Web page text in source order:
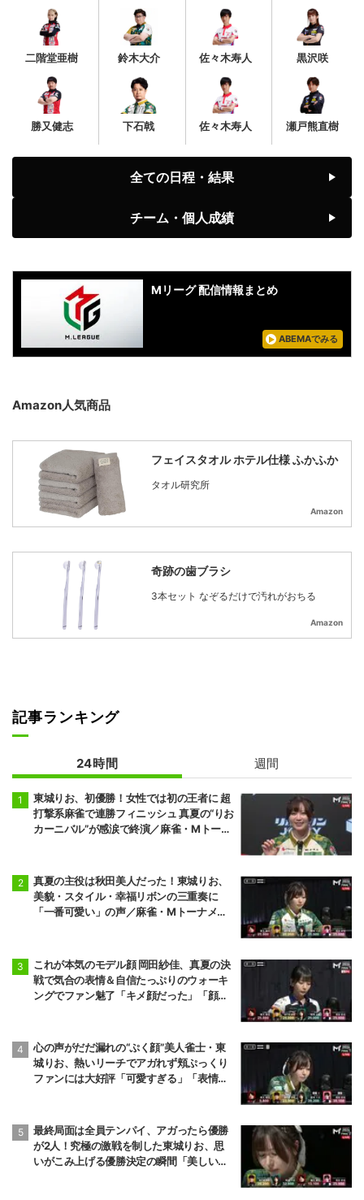
二階堂亜樹
勝又健志
鈴木大介
下石戟
佐々木寿人
佐々木寿人
黒沢咲
瀬戸熊直樹
全ての日程・結果
チーム・個人成績
Mリーグ 配信情報まとめ
ABEMAでみる
Amazon人気商品
フェイスタオル ホテル仕様 ふかふか
タオル研究所
Amazon
奇跡の歯ブラシ
3本セット なぞるだけで汚れがおちる
Amazon
記事ランキング
24時間 週間
東城りお、初優勝！女性では初の王者に 超
打撃系麻雀で連勝フィニッシュ 真夏の“りお
カーニバル”が感涙で終演／麻雀・Mトーナ
真夏の主役は秋田美人だった！東城りお、
美貌・スタイル・幸福リボンの三重奏に
「一番可愛い」の声／麻雀・Mトーナメン
これが本気のモデル顔 岡田紗佳、真夏の決
戦で気合の表情＆自信たっぷりのウォーキ
ングでファン魅了「キメ顔だった」「顔小
心の声がだだ漏れの“ぷく顔”美人雀士・東
城りお、熱いリーチでアガれず頬ぷっくり
ファンには大好評「可愛すぎる」「表情管
最終局面は全員テンパイ、アガったら優勝
が2人！究極の激戦を制した東城りお、思
いがこみ上げる優勝決定の瞬間「美しい結